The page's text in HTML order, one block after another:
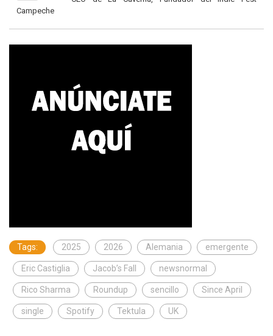
Campeche
Tags: 2025 2026 Alemania emergente
Eric Castiglia Jacob’s Fall newsnormal
Rico Sharma Roundup sencillo Since April
single Spotify Tektula UK